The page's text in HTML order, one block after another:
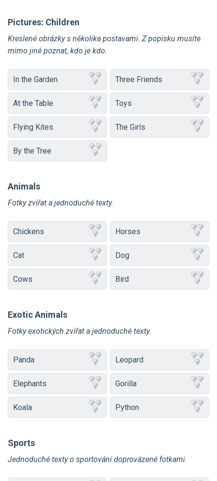
Pictures: Children
Kreslené obrázky s několika postavami. Z popisku musíte
mimo jiné poznat, kdo je kdo.
In the Garden Three Friends
At the Table Toys
Flying Kites The Girls
By the Tree
Animals
Fotky zvířat a jednoduché texty.
Chickens Horses
Cat Dog
Cows Bird
Exotic Animals
Fotky exotických zvířat a jednoduché texty.
Panda Leopard
Elephants Gorilla
Koala Python
Sports
Jednoduché texty o sportování doprovázené fotkami.